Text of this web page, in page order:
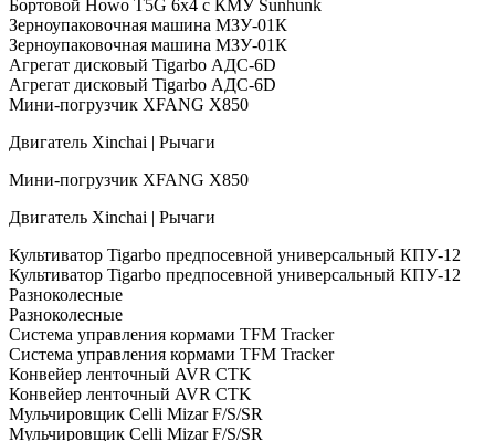
Бортовой Howo T5G 6х4 c КМУ Sunhunk
Зерноупаковочная машина МЗУ-01К
Зерноупаковочная машина МЗУ-01К
Агрегат дисковый Tigarbo АДС-6D
Агрегат дисковый Tigarbo АДС-6D
Мини-погрузчик XFANG X850
Двигатель Xinchai | Рычаги
Мини-погрузчик XFANG X850
Двигатель Xinchai | Рычаги
Культиватор Tigarbo предпосевной универсальный КПУ-12
Культиватор Tigarbo предпосевной универсальный КПУ-12
Разноколесные
Разноколесные
Система управления кормами TFM Tracker
Система управления кормами TFM Tracker
Конвейер ленточный AVR CTK
Конвейер ленточный AVR CTK
Мульчировщик Celli Mizar F/S/SR
Мульчировщик Celli Mizar F/S/SR